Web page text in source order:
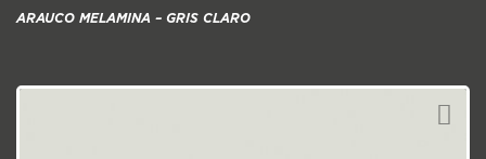
ARAUCO MELAMINA – GRIS CLARO